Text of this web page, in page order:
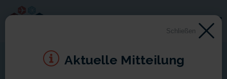
Schließen
Aktuelle Mitteilung